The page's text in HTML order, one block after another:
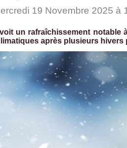
19 Novembre 2025 à
un rafraîchissement
après plusieurs hivers